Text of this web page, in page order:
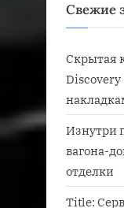
Свежие
Скрытая
Discovery
Изнутри
вагона-
отделки
Title: